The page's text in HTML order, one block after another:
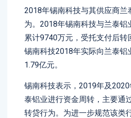
2018年锡南科技与其供应商兰
为。2018年锡南科技与兰泰铝
累计9740万元，受托支付后转
锡南科技2018年实际向兰泰铝
1.79亿元。
锡南科技表示，2019年及
泰铝业进行资金周转，主要通
转贷行为。为进一步规范该类